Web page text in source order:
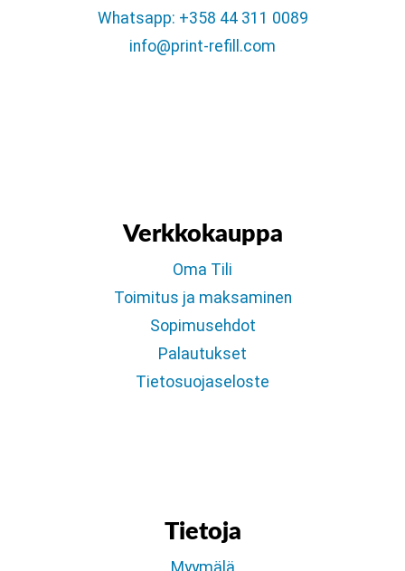
Whatsapp: +358 44 311 0089
info@print-refill.com
Verkkokauppa
Oma Tili
Toimitus ja maksaminen
Sopimusehdot
Palautukset
Tietosuojaseloste
Tietoja
Myymälä